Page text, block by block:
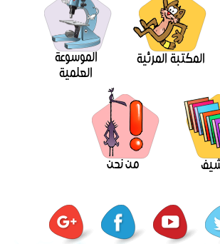
المكتبة المرئية الموسوعة
العلمية
من نحن